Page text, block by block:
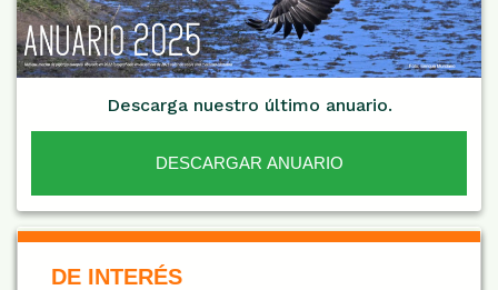
Descarga nuestro último anuario.
DESCARGAR ANUARIO
De Interés NARANJA
DE INTERÉS